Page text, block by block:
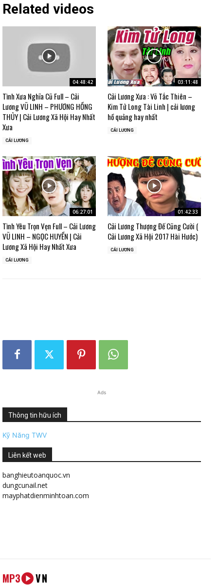
Related videos
04:48:42
Tình Xưa Nghĩa Cũ Full – Cải
Lương VŨ LINH – PHƯƠNG HỒNG
THỦY | Cải Lương Xã Hội Hay Nhất
Xưa
CẢI LƯƠNG
03:11:48
Cải Lương Xưa : Võ Tắc Thiên –
Kim Tử Long Tài Linh | cải lương
hồ quảng hay nhất
CẢI LƯƠNG
06:27:01
Tình Yêu Trọn Vẹn Full – Cải Lương
VŨ LINH – NGỌC HUYỀN | Cải
Lương Xã Hội Hay Nhất Xưa
CẢI LƯƠNG
01:42:33
Cải Lương Thượng Đế Cũng Cười (
Cải Lương Xã Hội 2017 Hài Hước)
CẢI LƯƠNG
Ads
Thông tin hữu ích
Kỹ Năng TWV
Liên kết web
banghieutoanquoc.vn
dungcunail.net
mayphatdienminhtoan.com
MP3 VN